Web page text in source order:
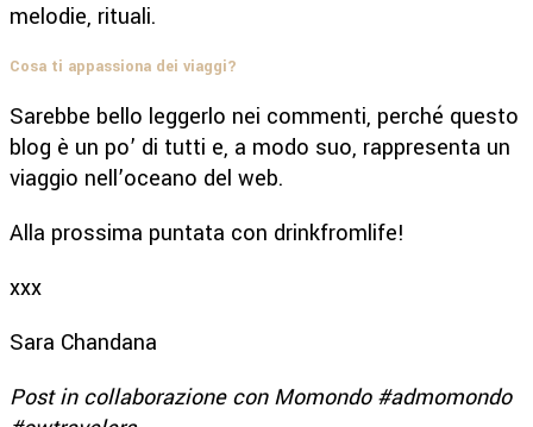
melodie, rituali.
Cosa ti appassiona dei viaggi?
Sarebbe bello leggerlo nei commenti, perché questo
blog è un po’ di tutti e, a modo suo, rappresenta un
viaggio nell’oceano del web.
Alla prossima puntata con drinkfromlife!
xxx
Sara Chandana
Post in collaborazione con Momondo #admomondo